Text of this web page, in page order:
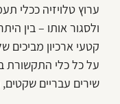
ערוץ טלויזיה ככלי
ולסגור אותו – בין
קטעי ארכיון מביכים
על כל כלי התקשורת
שירים עבריים שקטים,